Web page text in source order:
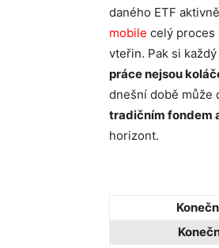
daného ETF
mobile celý proces
vteřin. Pak si
práce nejsou
dnešní době může
tradičním fondem
horizont.